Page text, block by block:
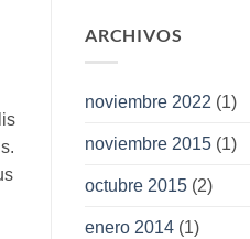
ARCHIVOS
noviembre 2022 (1)
noviembre 2015 (1)
octubre 2015 (2)
enero 2014 (1)